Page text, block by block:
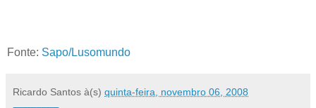
Fonte: Sapo/Lusomundo
Ricardo Santos à(s) quinta-feira, novembro 06, 2008